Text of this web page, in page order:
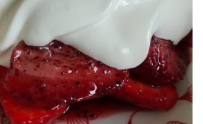
CON ESPUMA DE
YOGUR GRIEGO